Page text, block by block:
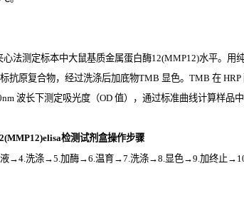
法测定标本中大鼠基质金属蛋白酶12(MMP12)水平。用
抗原复合物，经过洗涤后加底物TMB 显色。 TMB 在 HRP
波长下测定吸光度（OD 值），通过标准曲线计算样品
检测试剂盒操作步骤
→4.洗涤→5.加酶→6.温育→7.洗涤→8.显色→9.加终止→10.